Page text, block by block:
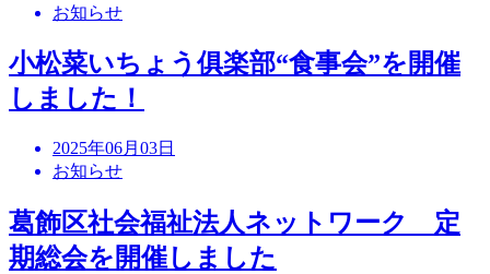
お知らせ
小松菜いちょう俱楽部“食事会”を開催
しました！
2025年06月03日
お知らせ
葛飾区社会福祉法人ネットワーク 定
期総会を開催しました